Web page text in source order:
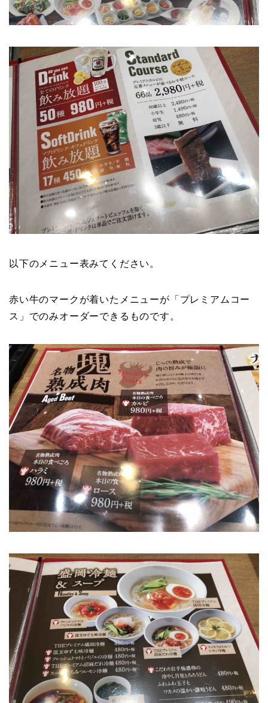
以下のメニュー表みてください。
赤い牛のマークが着いたメニューが「プレミアムコー
ス」でのみオーダーできるものです。